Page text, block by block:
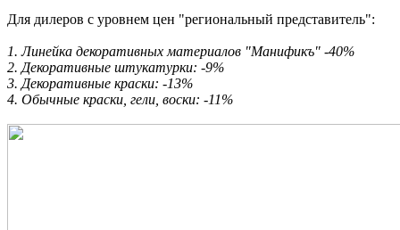
Для дилеров с уровнем цен "региональный представитель":
1. Линейка декоративных материалов "Манификъ" -40%
2. Декоративные штукатурки: -9%
3. Декоративные краски: -13%
​​​​​​​4. Обычные краски, гели, воски: -11%